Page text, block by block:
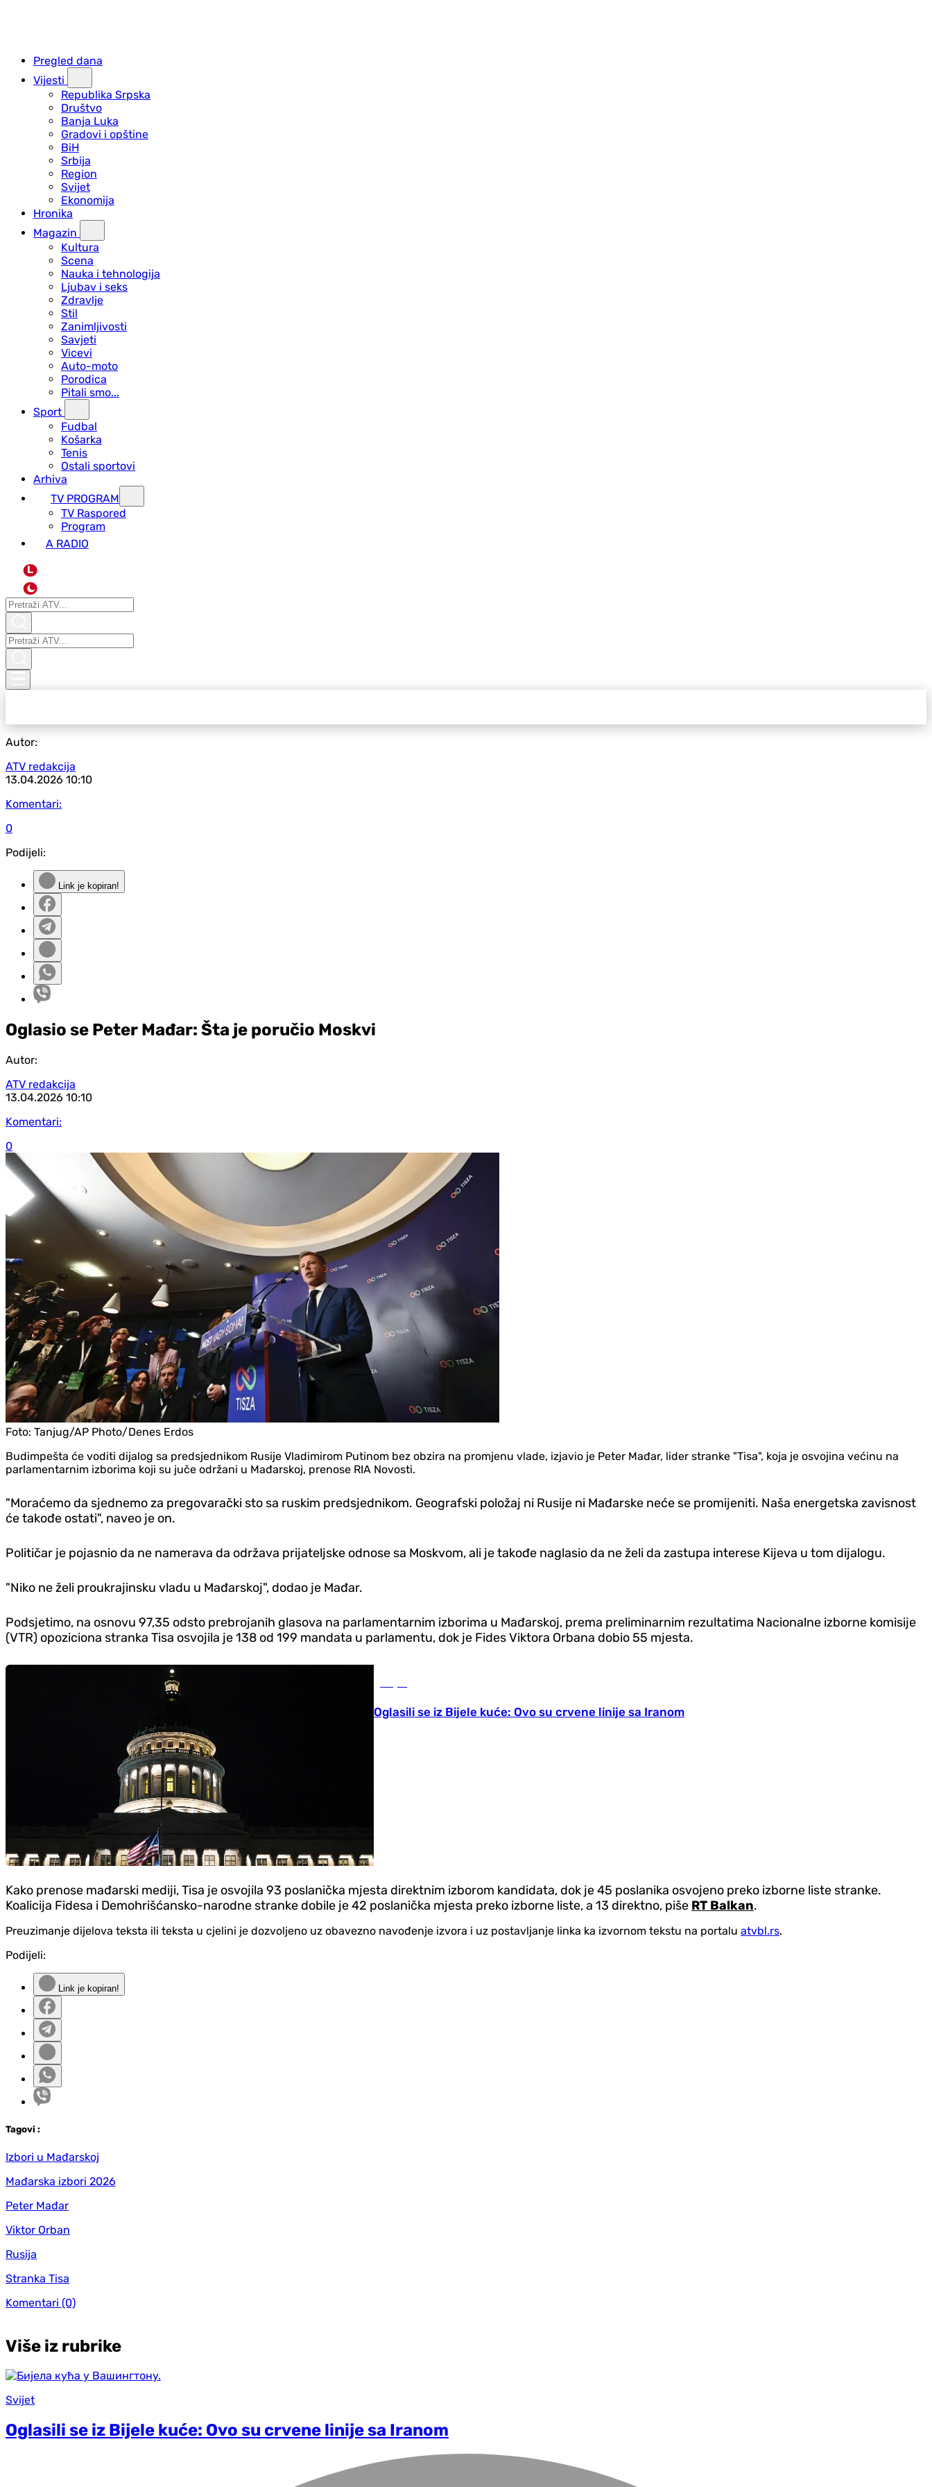
Pregled dana
Vijesti
Republika Srpska
Društvo
Banja Luka
Gradovi i opštine
BiH
Srbija
Region
Svijet
Ekonomija
Hronika
Magazin
Kultura
Scena
Nauka i tehnologija
Ljubav i seks
Zdravlje
Stil
Zanimljivosti
Savjeti
Vicevi
Auto-moto
Porodica
Pitali smo...
Sport
Fudbal
Košarka
Tenis
Ostali sportovi
Arhiva
TV PROGRAM
ТV Raspored
Program
A RADIO
L
Autor:
ATV redakcija
13.04.2026 10:10
Komentari:
0
Podijeli:
Link je kopiran!
Oglasio se Peter Mađar: Šta je poručio Moskvi
Autor:
ATV redakcija
13.04.2026 10:10
Komentari:
0
Foto: Tanjug/AP Photo/Denes Erdos
Budimpešta će voditi dijalog sa predsjednikom Rusije Vladimirom Putinom bez obzira na promjenu vlade, izjavio je Peter Mađar, lider stranke "Tisa", koja je osvojina većinu na
parlamentarnim izborima koji su juče održani u Mađarskoj, prenose RIA Novosti.
"Moraćemo da sjednemo za pregovarački sto sa ruskim predsjednikom. Geografski položaj ni Rusije ni Mađarske neće se promijeniti. Naša energetska zavisnost
će takođe ostati", naveo je on.
Političar je pojasnio da ne namerava da održava prijateljske odnose sa Moskvom, ali je takođe naglasio da ne želi da zastupa interese Kijeva u tom dijalogu.
"Niko ne želi proukrajinsku vladu u Mađarskoj", dodao je Mađar.
Podsjetimo, na osnovu 97,35 odsto prebrojanih glasova na parlamentarnim izborima u Mađarskoj, prema preliminarnim rezultatima Nacionalne izborne komisije
(VTR) opoziciona stranka Tisa osvojila je 138 od 199 mandata u parlamentu, dok je Fides Viktora Orbana dobio 55 mjesta.
Oglasili se iz Bijele kuće: Ovo su crvene linije sa Iranom
Kako prenose mađarski mediji, Tisa je osvojila 93 poslanička mjesta direktnim izborom kandidata, dok je 45 poslanika osvojeno preko izborne liste stranke.
Koalicija Fidesa i Demohrišćansko-narodne stranke dobile je 42 poslanička mjesta preko izborne liste, a 13 direktno, piše RT Balkan.
Preuzimanje dijelova teksta ili teksta u cjelini je dozvoljeno uz obavezno navođenje izvora i uz postavljanje linka ka izvornom tekstu na portalu atvbl.rs.
Podijeli:
Link je kopiran!
Tagovi :
Izbori u Mađarskoj
Mađarska izbori 2026
Peter Mađar
Viktor Orban
Rusija
Stranka Tisa
Komentari (0)
Više iz rubrike
Svijet
Oglasili se iz Bijele kuće: Ovo su crvene linije sa Iranom